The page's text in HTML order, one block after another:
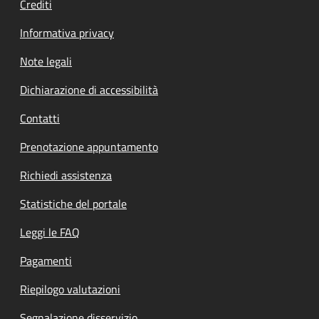
Crediti
Informativa privacy
Note legali
Dichiarazione di accessibilità
Contatti
Prenotazione appuntamento
Richiedi assistenza
Statistiche del portale
Leggi le FAQ
Pagamenti
Riepilogo valutazioni